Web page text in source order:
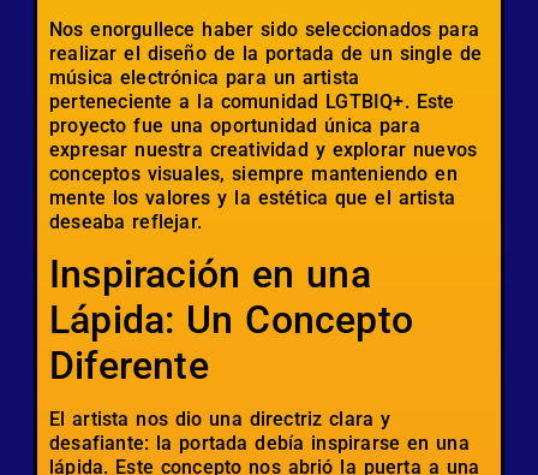
Nos enorgullece haber sido seleccionados para
realizar el diseño de la portada de un single de
música electrónica para un artista
perteneciente a la comunidad LGTBIQ+. Este
proyecto fue una oportunidad única para
expresar nuestra creatividad y explorar nuevos
conceptos visuales, siempre manteniendo en
mente los valores y la estética que el artista
deseaba reflejar.
Inspiración en una
Lápida: Un Concepto
Diferente
El artista nos dio una directriz clara y
desafiante: la portada debía inspirarse en una
lápida. Este concepto nos abrió la puerta a una